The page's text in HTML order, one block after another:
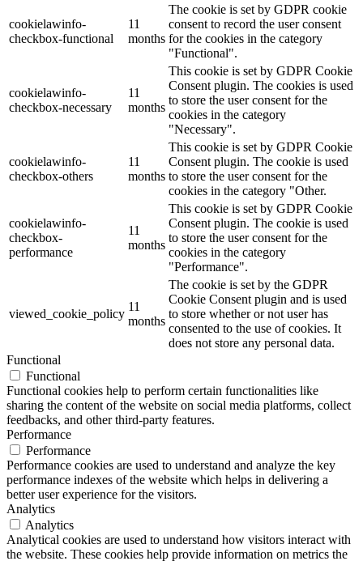
cookielawinfo-
checkbox-functional
11
months
The cookie is set by GDPR cookie
consent to record the user consent
for the cookies in the category
"Functional".
cookielawinfo-
checkbox-necessary
11
months
This cookie is set by GDPR Cookie
Consent plugin. The cookies is used
to store the user consent for the
cookies in the category
"Necessary".
cookielawinfo-
checkbox-others
11
months
This cookie is set by GDPR Cookie
Consent plugin. The cookie is used
to store the user consent for the
cookies in the category "Other.
cookielawinfo-
checkbox-
performance
11
months
This cookie is set by GDPR Cookie
Consent plugin. The cookie is used
to store the user consent for the
cookies in the category
"Performance".
viewed_cookie_policy
11
months
The cookie is set by the GDPR
Cookie Consent plugin and is used
to store whether or not user has
consented to the use of cookies. It
does not store any personal data.
Functional
Functional
Functional cookies help to perform certain functionalities like
sharing the content of the website on social media platforms, collect
feedbacks, and other third-party features.
Performance
Performance
Performance cookies are used to understand and analyze the key
performance indexes of the website which helps in delivering a
better user experience for the visitors.
Analytics
Analytics
Analytical cookies are used to understand how visitors interact with
the website. These cookies help provide information on metrics the